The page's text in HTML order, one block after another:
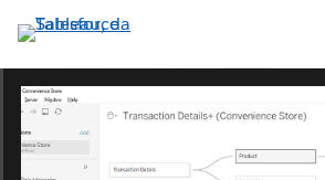
Passa
contenuto
principale